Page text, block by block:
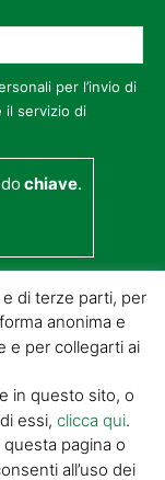
per l’invio di
il servizio di
chiave.
P.IVA
LOC.
BY
di terze parti, per
anonima e
e per collegarti ai
in questo sito, o
essi, clicca qui.
pagina o
all’uso dei